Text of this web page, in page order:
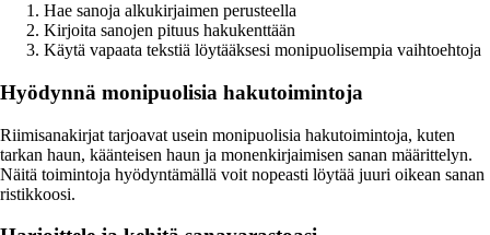
Hae sanoja alkukirjaimen perusteella
Kirjoita sanojen pituus hakukenttään
Käytä vapaata tekstiä löytääksesi monipuolisempia vaihtoehtoja
Hyödynnä monipuolisia hakutoimintoja
Riimisanakirjat tarjoavat usein monipuolisia hakutoimintoja, kuten
tarkan haun, käänteisen haun ja monenkirjaimisen sanan määrittelyn.
Näitä toimintoja hyödyntämällä voit nopeasti löytää juuri oikean sanan
ristikkoosi.